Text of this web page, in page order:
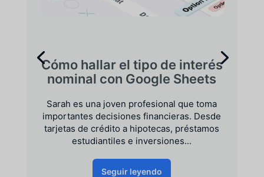
Cómo hallar el tipo de interés
nominal con Google Sheets
Sarah es una joven profesional que toma
importantes decisiones financieras. Desde
tarjetas de crédito a hipotecas, préstamos
estudiantiles e inversiones...
Seguir leyendo